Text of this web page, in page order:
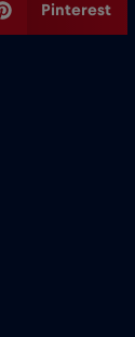
Pinterest